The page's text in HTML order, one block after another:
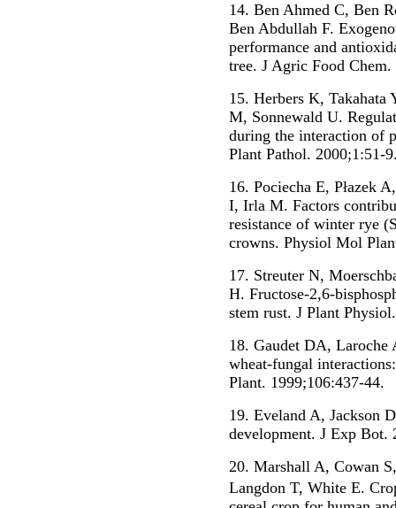
14. Ben Ahmed C, Ben
Ben Abdullah F.
performance and
tree. J Agric Food
15. Herbers K,
M, Sonnewald U.
during the interaction of
Plant Pathol. 2000;1:51-
16. Pociecha E, Płazek
I, Irla M. Factors
resistance of winter rye
crowns. Physiol Mol
17. Streuter N,
H. Fructose-2,6-
stem rust. J Plant
18. Gaudet DA, Laroche
wheat-fungal
Plant. 1999;106:437-44.
19. Eveland A, Jackson
development. J Exp Bot.
20. Marshall A, Cowan
Langdon T, White E.